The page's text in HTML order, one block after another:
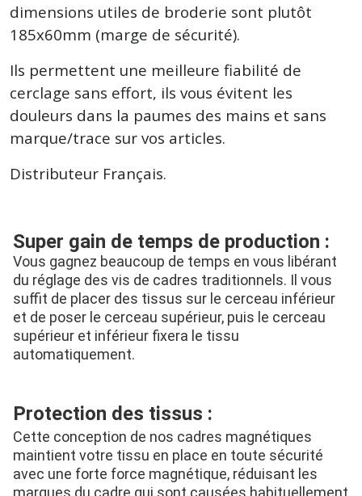
dimensions utiles de broderie sont plutôt
185x60mm (marge de sécurité).
Ils permettent une meilleure fiabilité de
cerclage sans effort, ils vous évitent les
douleurs dans la paumes des mains et sans
marque/trace sur vos articles.
Distributeur Français.
Super gain de temps de production :
Vous gagnez beaucoup de temps en vous libérant
du réglage des vis de cadres traditionnels. Il vous
suffit de placer des tissus sur le cerceau inférieur
et de poser le cerceau supérieur, puis le cerceau
supérieur et inférieur fixera le tissu
automatiquement.
Protection des tissus :
Cette conception de nos cadres magnétiques
maintient votre tissu en place en toute sécurité
avec une forte force magnétique, réduisant les
marques du cadre qui sont causées habituellement